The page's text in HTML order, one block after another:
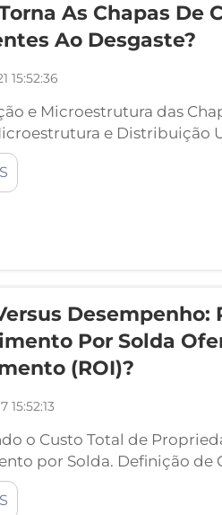
As Chapas De
Ao Desgaste?
15:52:36
e Microestrutura das
e Distribuição
chapas CCO possuem
em volume de carbonetos
Desempenho:
Por Solda
(ROI)?
15:52:13
o Custo Total de
por Solda. Definição
de Desgaste. Ao analisar o
sujeitas a desgaste, a